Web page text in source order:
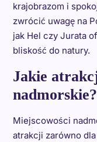
krajobrazom i
zwrócić uwagę na
jak Hel czy Jurata
bliskość do natury.
Jakie
nadmorskie?
Miejscowości
atrakcji zarówno